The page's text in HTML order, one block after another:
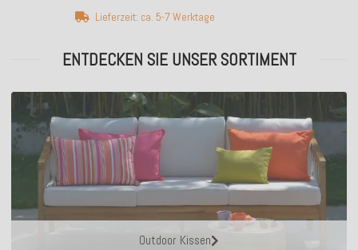
Lieferzeit: ca. 5-7 Werktage
ENTDECKEN SIE UNSER SORTIMENT
Outdoor Kissen